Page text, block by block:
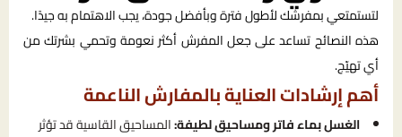
لتستمتعي بمفرشك لأطول فترة وبأفضل جودة، يجب الاهتمام به جيدًا.
هذه النصائح تساعد على جعل المفرش أكثر نعومة وتحمي بشرتك من
أي تهيّج.
أهم إرشادات العناية بالمفارش الناعمة
الغسل بماء فاتر ومساحيق لطيفة:المساحيق القاسية قد تؤثر